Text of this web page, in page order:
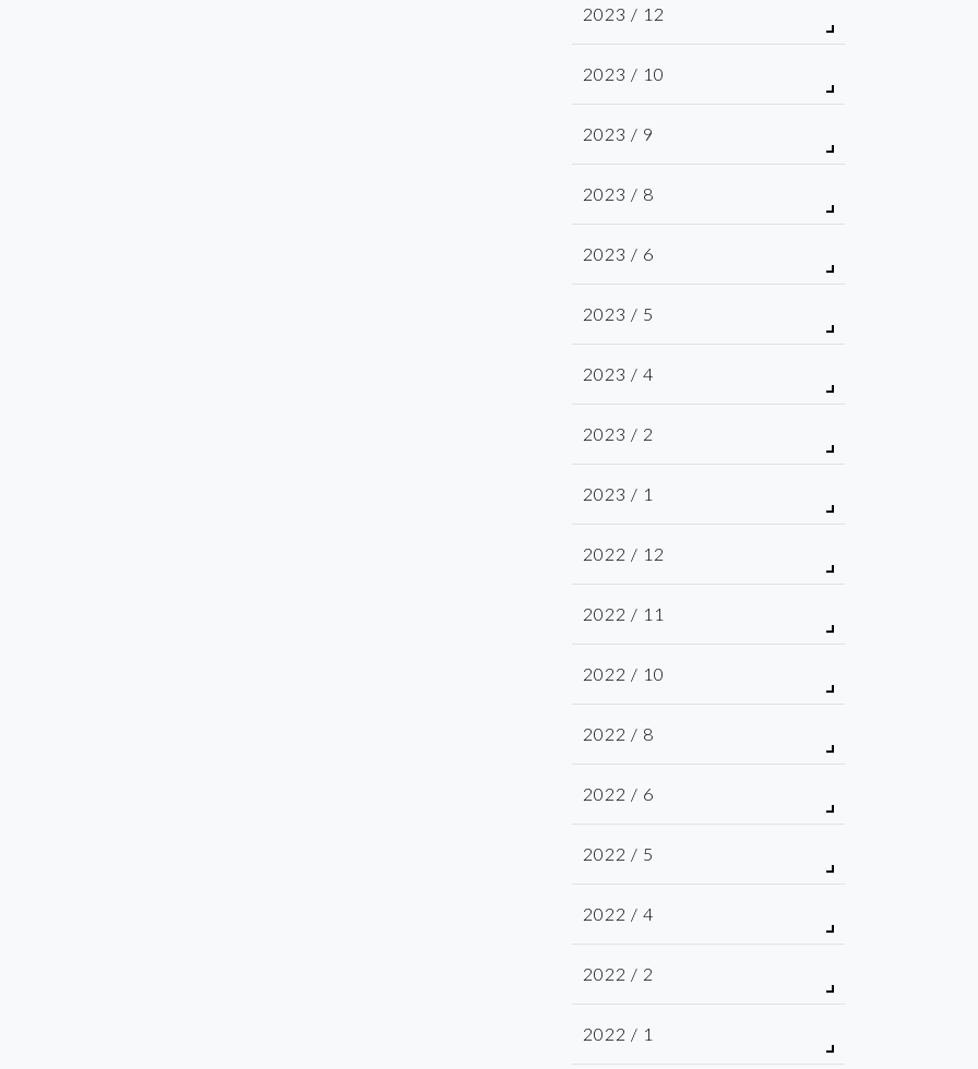
2023 / 12
2023 / 10
2023 / 9
2023 / 8
2023 / 6
2023 / 5
2023 / 4
2023 / 2
2023 / 1
2022 / 12
2022 / 11
2022 / 10
2022 / 8
2022 / 6
2022 / 5
2022 / 4
2022 / 2
2022 / 1